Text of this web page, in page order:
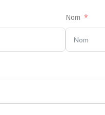
Nom